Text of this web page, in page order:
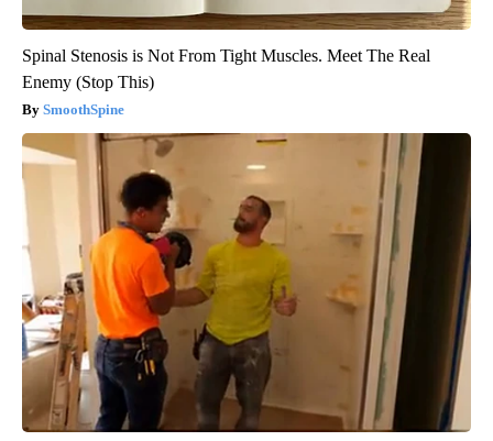
Spinal Stenosis is Not From Tight Muscles. Meet The Real
Enemy (Stop This)
SmoothSpine